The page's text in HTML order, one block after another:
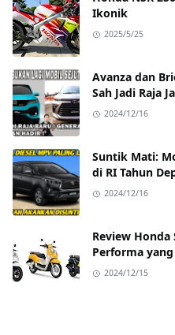
Ikonik
2025/5/25
Avanza dan
Sah Jadi Raja
2024/12/16
Suntik Mati:
di RI Tahun
2024/12/16
Review Honda
Performa
2024/12/15